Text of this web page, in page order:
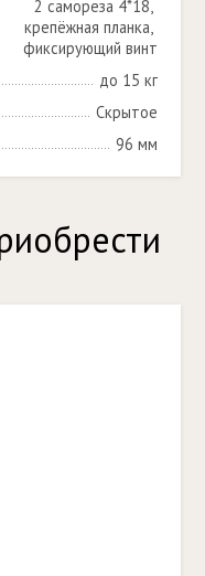
2 самореза 4*18,
крепёжная планка,
фиксирующий винт
до 15 кг
Скрытое
96 мм